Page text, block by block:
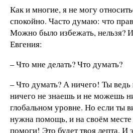
Как и многие, я не могу
спокойно. Часто думаю: что
Можно было избежать, нельзя?
Евгения:
– Что мне делать? Что думать?
– Что думать? А ничего! Ты ведь
ничего не знаешь и не можешь
глобальном уровне. Но если ты
нужна помощь, и на своём
помоги! Это будет твоя лепта. И